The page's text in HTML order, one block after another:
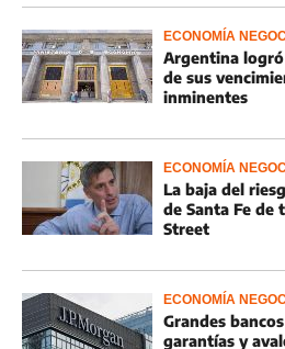
ECONOMÍA
Argentina
de sus
inminentes
ECONOMÍA
La baja del
de Santa Fe de
Street
ECONOMÍA
Grandes
garantías y